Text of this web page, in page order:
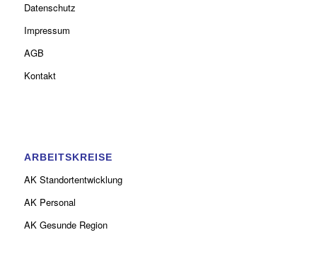
Datenschutz
Impressum
AGB
Kontakt
ARBEITSKREISE
AK Standortentwicklung
AK Personal
AK Gesunde Region